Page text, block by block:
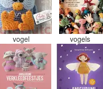
vogel vogels